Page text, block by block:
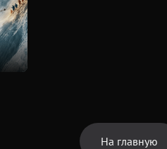
На главную